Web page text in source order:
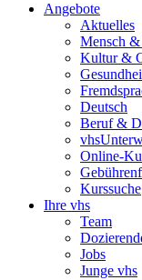
Angebote
Aktuelles
Mensch &
Kultur &
Deutsch
Beruf &
Online-
Kurssuche
Ihre vhs
Team
Jobs
Junge vhs